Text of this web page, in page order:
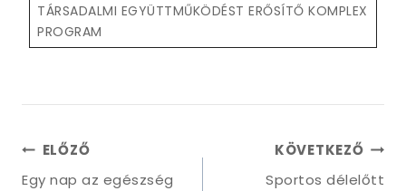
TÁRSADALMI EGYÜTTMŰKÖDÉST ERŐSÍTŐ KOMPLEX
PROGRAM
Bejegyzés
navigáció
ELŐZŐ
Egy nap az egészség
KÖVETKEZŐ
Sportos délelőtt